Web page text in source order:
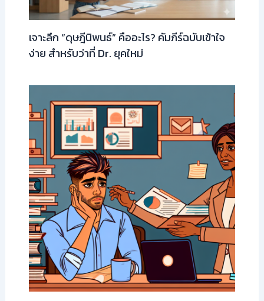
เจาะลึก “ดุษฎีนิพนธ์” คืออะไร? คัมภีร์ฉบับเข้าใจ
ง่าย สำหรับว่าที่ Dr. ยุคใหม่